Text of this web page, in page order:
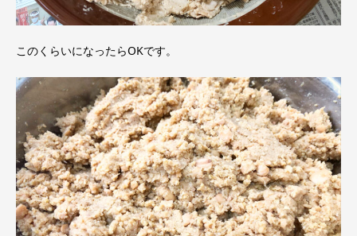
このくらいになったらOKです。